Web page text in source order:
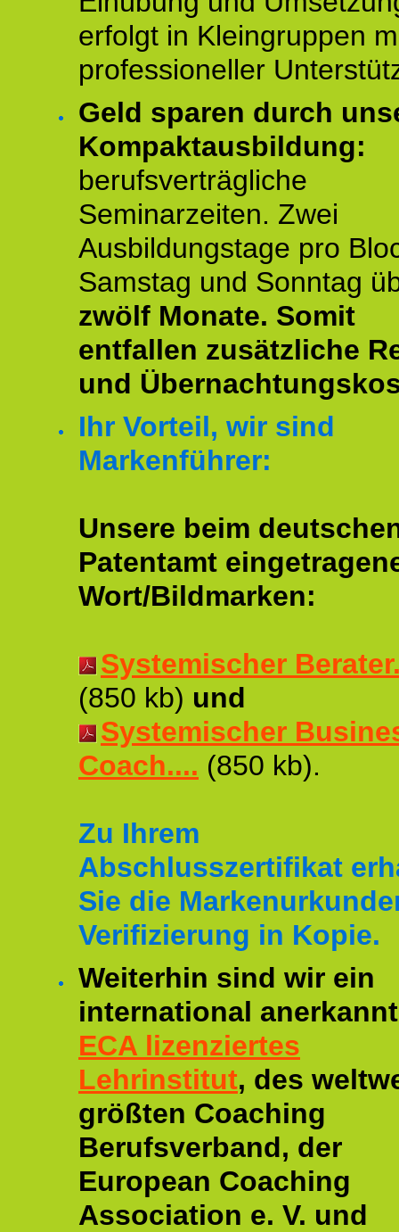
erfolgt in Kleingruppen
professioneller
Geld sparen durch
Kompaktausbildung:
berufsverträgliche
Seminarzeiten. Zwei
Ausbildungstage pro
Samstag und Sonntag
zwölf Monate. Somit
entfallen zusätzliche
und
Ihr Vorteil, wir sind
Markenführer:
Unsere beim
Patentamt
Wort/Bildmarken:
Systemischer
(850 kb) und
Systemischer
Coach.... (850 kb).
Zu Ihrem
Abschlusszertifikat
Sie die
Verifizierung in Kopie.
Weiterhin sind wir ein
international
ECA lizenziertes
Lehrinstitut, des
größten Coaching
Berufsverband, der
European Coaching
Association e. V. und